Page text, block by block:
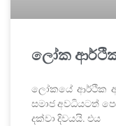
ලෝක
ලෝකයේ ආර්ථික
සමාජ අවධියටත්
දක්වා දිවයයි. එය